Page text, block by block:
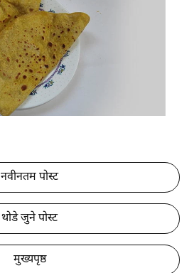
नवीनतम पोस्ट
थोडे जुने पोस्ट
मुख्यपृष्ठ